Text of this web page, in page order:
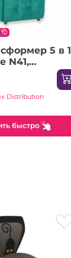
5 в 1
N41,
Distribution
быстро